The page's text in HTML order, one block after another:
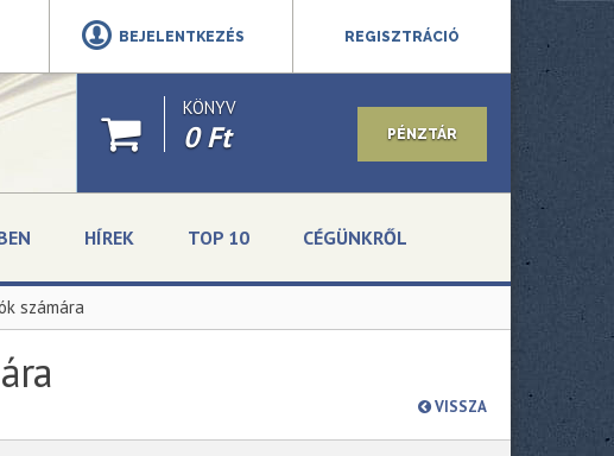
BEJELENTKEZÉS REGISZTRÁCIÓ
KÖNYV
0 Ft PÉNZTÁR
HÍREK TOP 10 CÉGÜNKRŐL
számára
VISSZA